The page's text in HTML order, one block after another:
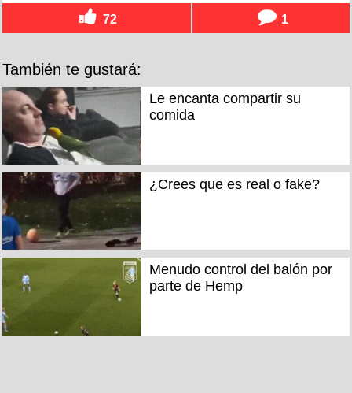
72 1
También te gustará:
Le encanta compartir su
comida
¿Crees que es real o fake?
Menudo control del balón por
parte de Hemp